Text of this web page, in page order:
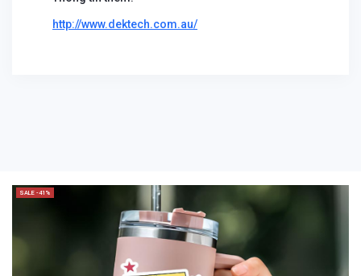
http://www.dektech.com.au/
SALE -41%